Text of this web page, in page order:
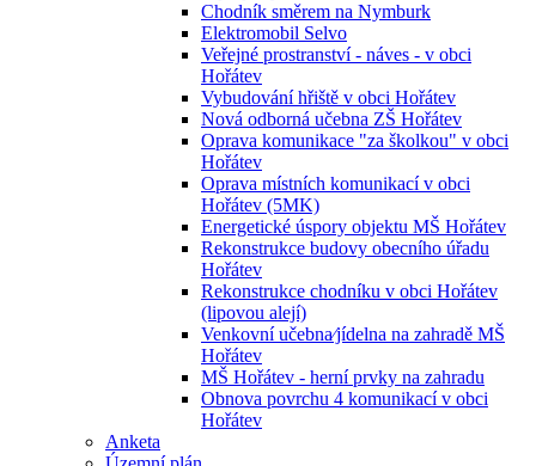
Chodník směrem na Nymburk
Elektromobil Selvo
Veřejné prostranství - náves - v obci
Hořátev
Vybudování hřiště v obci Hořátev
Nová odborná učebna ZŠ Hořátev
Oprava komunikace "za školkou" v obci
Hořátev
Oprava místních komunikací v obci
Hořátev (5MK)
Energetické úspory objektu MŠ Hořátev
Rekonstrukce budovy obecního úřadu
Hořátev
Rekonstrukce chodníku v obci Hořátev
(lipovou alejí)
Venkovní učebna⁄jídelna na zahradě MŠ
Hořátev
MŠ Hořátev - herní prvky na zahradu
Obnova povrchu 4 komunikací v obci
Hořátev
Anketa